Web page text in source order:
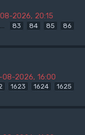
2026, 20:15
… 83 84 85 86
2026, 16:00
1623 1624 1625